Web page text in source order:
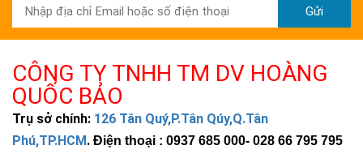
Gửi
CÔNG TY TNHH TM DV HOÀNG
QUỐC BẢO
Trụ sở chính: 126 Tân Quý,P.Tân Qúy,Q.Tân
Phú,TP.HCM. Điện thoại : 0937 685 000- 028 66 795 795